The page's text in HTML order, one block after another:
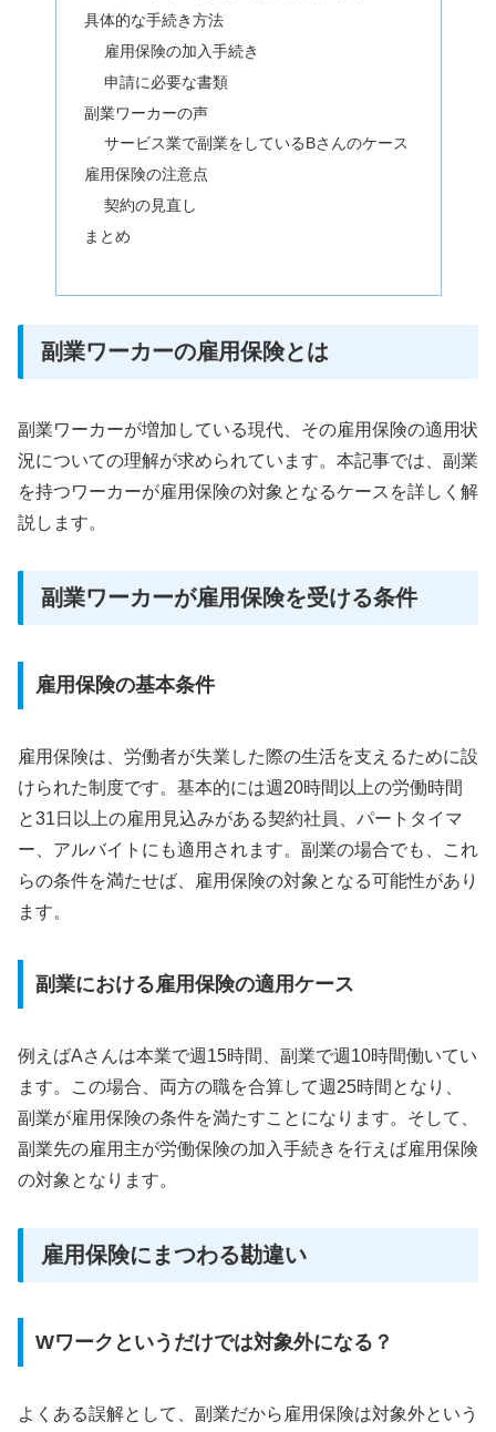
具体的な手続き方法
雇用保険の加入手続き
申請に必要な書類
副業ワーカーの声
サービス業で副業をしているBさんのケース
雇用保険の注意点
契約の見直し
まとめ
副業ワーカーの雇用保険とは
副業ワーカーが増加している現代、その雇用保険の適用状
況についての理解が求められています。本記事では、副業
を持つワーカーが雇用保険の対象となるケースを詳しく解
説します。
副業ワーカーが雇用保険を受ける条件
雇用保険の基本条件
雇用保険は、労働者が失業した際の生活を支えるために設
けられた制度です。基本的には週20時間以上の労働時間
と31日以上の雇用見込みがある契約社員、パートタイマ
ー、アルバイトにも適用されます。副業の場合でも、これ
らの条件を満たせば、雇用保険の対象となる可能性があり
ます。
副業における雇用保険の適用ケース
例えばAさんは本業で週15時間、副業で週10時間働いてい
ます。この場合、両方の職を合算して週25時間となり、
副業が雇用保険の条件を満たすことになります。そして、
副業先の雇用主が労働保険の加入手続きを行えば雇用保険
の対象となります。
雇用保険にまつわる勘違い
Wワークというだけでは対象外になる？
よくある誤解として、副業だから雇用保険は対象外という